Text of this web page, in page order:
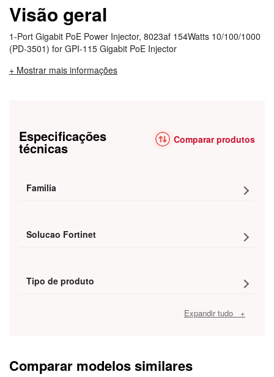
Visão geral
1-Port Gigabit PoE Power Injector, 8023af 154Watts 10/100/1000
(PD-3501) for GPI-115 Gigabit PoE Injector
+ Mostrar mais informações
Especificações
técnicas Comparar produtos
Familia
Solucao Fortinet
Tipo de produto
Expandir tudo +
Comparar modelos similares